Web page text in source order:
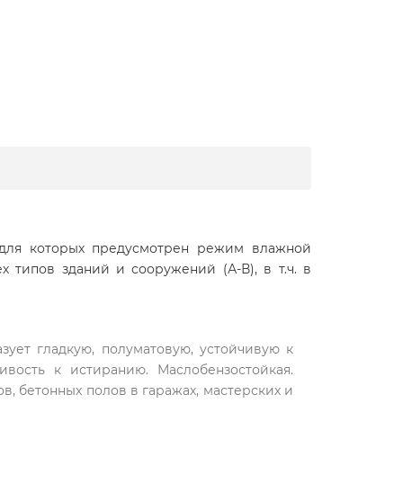
которых предусмотрен режим влажной
типов зданий и сооружений (А-В), в т.ч. в
гладкую, полуматовую, устойчивую к
к истиранию. Маслобензостойкая.
бетонных полов в гаражах, мастерских и